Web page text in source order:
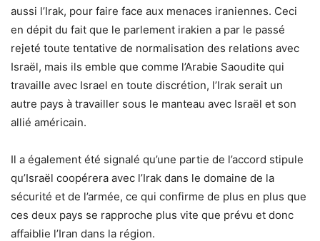
aussi l’Irak, pour faire face aux menaces iraniennes. Ceci
en dépit du fait que le parlement irakien a par le passé
rejeté toute tentative de normalisation des relations avec
Israël, mais ils emble que comme l’Arabie Saoudite qui
travaille avec Israel en toute discrétion, l’Irak serait un
autre pays à travailler sous le manteau avec Israël et son
allié américain.
Il a également été signalé qu’une partie de l’accord stipule
qu’Israël coopérera avec l’Irak dans le domaine de la
sécurité et de l’armée, ce qui confirme de plus en plus que
ces deux pays se rapproche plus vite que prévu et donc
affaiblie l’Iran dans la région.